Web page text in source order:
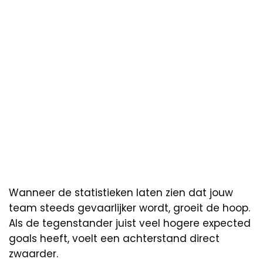
Wanneer de statistieken laten zien dat jouw
team steeds gevaarlijker wordt, groeit de hoop.
Als de tegenstander juist veel hogere expected
goals heeft, voelt een achterstand direct
zwaarder.